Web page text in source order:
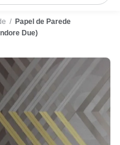
/ Papel de Parede
Due)